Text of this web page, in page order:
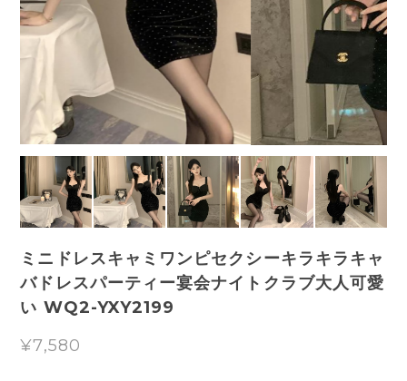
ミニドレスキャミワンピセクシーキラキラキャ
バドレスパーティー宴会ナイトクラブ大人可愛
い WQ2-YXY2199
¥7,580